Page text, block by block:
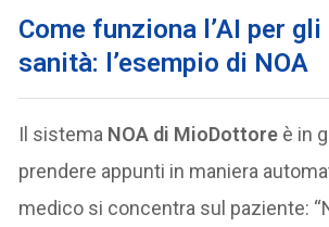
Come funziona l’AI per
sanità: l’esempio di NOA
Il sistema NOA di MioDottore è in
prendere appunti in maniera
medico si concentra sul paziente: